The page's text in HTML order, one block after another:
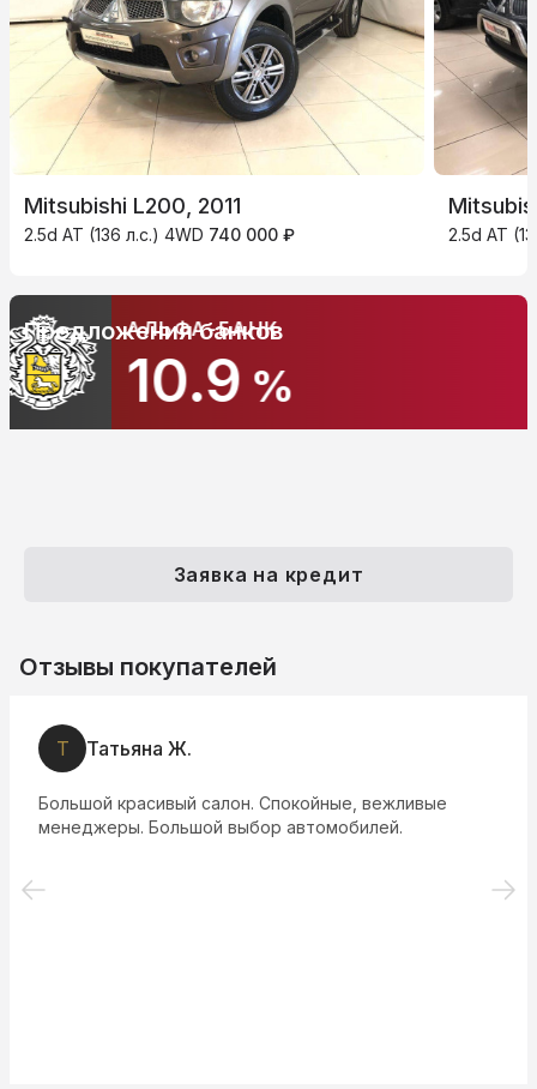
Mitsubishi L200, 2011
2.5d AT (136 л.с.) 4WD 740 000 ₽ 2.5d AT
АЛЬФА-БАНК
10.9 %
Предложения банков
Заявка на кредит
Отзывы покупателей
Т Татьяна Ж.
Большой красивый салон. Спокойные, вежливые
менеджеры. Большой выбор автомобилей.